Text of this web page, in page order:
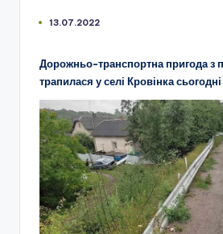
13.07.2022
Дорожньо-транспортна пригода з
трапилася у селі Кровінка